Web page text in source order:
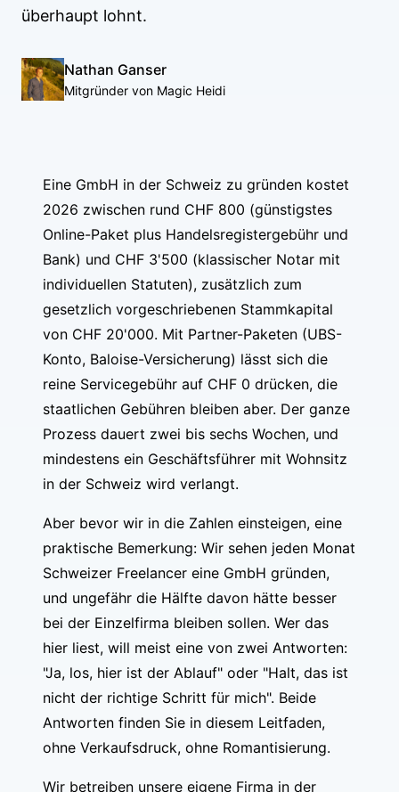
überhaupt lohnt.
Nathan Ganser
Mitgründer von Magic Heidi
Eine GmbH in der Schweiz zu gründen kostet
2026 zwischen rund CHF 800 (günstigstes
Online-Paket plus Handelsregistergebühr und
Bank) und CHF 3'500 (klassischer Notar mit
individuellen Statuten), zusätzlich zum
gesetzlich vorgeschriebenen Stammkapital
von CHF 20'000. Mit Partner-Paketen (UBS-
Konto, Baloise-Versicherung) lässt sich die
reine Servicegebühr auf CHF 0 drücken, die
staatlichen Gebühren bleiben aber. Der ganze
Prozess dauert zwei bis sechs Wochen, und
mindestens ein Geschäftsführer mit Wohnsitz
in der Schweiz wird verlangt.
Aber bevor wir in die Zahlen einsteigen, eine
praktische Bemerkung: Wir sehen jeden Monat
Schweizer Freelancer eine GmbH gründen,
und ungefähr die Hälfte davon hätte besser
bei der Einzelfirma bleiben sollen. Wer das
hier liest, will meist eine von zwei Antworten:
"Ja, los, hier ist der Ablauf" oder "Halt, das ist
nicht der richtige Schritt für mich". Beide
Antworten finden Sie in diesem Leitfaden,
ohne Verkaufsdruck, ohne Romantisierung.
Wir betreiben unsere eigene Firma in der